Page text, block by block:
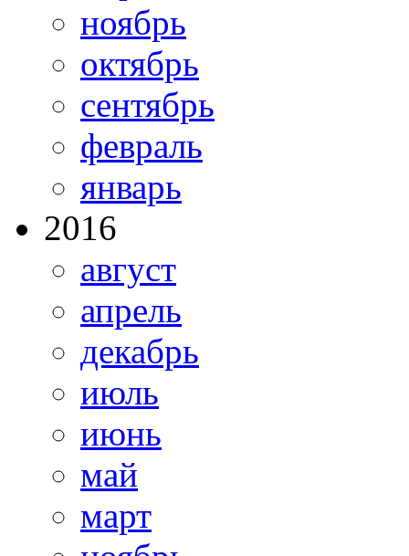
ноябрь
октябрь
сентябрь
февраль
январь
2016
август
апрель
декабрь
июль
июнь
май
март